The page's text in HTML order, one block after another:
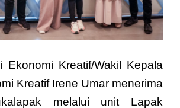
Ekonomi Kreatif/Wakil Kepala
Kreatif Irene Umar menerima
melalui unit Lapak